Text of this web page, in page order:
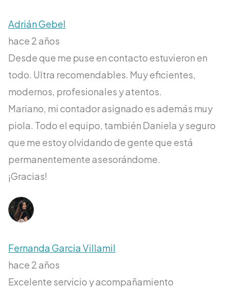
Adrián Gebel
hace 2 años
Desde que me puse en contacto estuvieron en
todo. Ultra recomendables. Muy eficientes,
modernos, profesionales y atentos.
Mariano, mi contador asignado es además muy
piola. Todo el equipo, también Daniela y seguro
que me estoy olvidando de gente que está
permanentemente asesorándome.
¡Gracias!
Fernanda Garcia Villamil
hace 2 años
Excelente servicio y acompañamiento